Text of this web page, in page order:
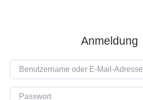
Anmeldung
Benutzername oder E-Mail-Adresse
Passwort